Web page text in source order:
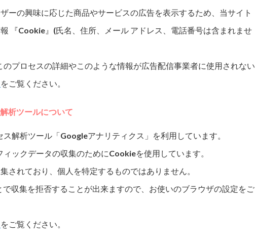
ーの興味に応じた商品やサービスの広告を表示するため、当サイト
『Cookie』(氏名、住所、メール アドレス、電話番号は含まれませ
プロセスの詳細やこのような情報が広告配信事業者に使用されない
をご覧ください。
析ツールについて
解析ツール「Googleアナリティクス」を利用しています。
ックデータの収集のためにCookieを使用しています。
されており、個人を特定するものではありません。
収集を拒否することが出来ますので、お使いのブラウザの設定をご
をご覧ください。